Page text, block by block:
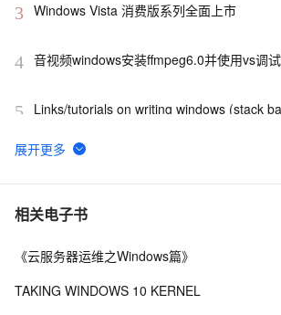
3 Windows Vista 消费版系列全面上市
4 音视频windows安装ffmpeg6.0并使用vs调
5 Links/tutorials on writing windows (stack
6
windows解决SpringBoot启动时：
7 腾讯START云游戏开启不限量测试，支持
8 《101 Windows Phone 7 Apps》读书笔记-
相关电子书
《云服务器运维之Windows篇》
TAKING WINDOWS 10 KERNEL